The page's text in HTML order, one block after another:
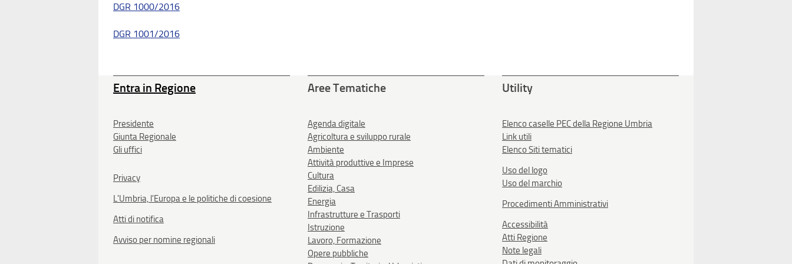
DGR 1000/2016
DGR 1001/2016
Entra in Regione
Presidente
Giunta Regionale
Gli uffici
Privacy
L'Umbria, l'Europa e le politiche di coesione
Atti di notifica
Avviso per nomine regionali
Aree Tematiche
Agenda digitale
Agricoltura e sviluppo rurale
Ambiente
Attività produttive e Imprese
Cultura
Edilizia, Casa
Energia
Infrastrutture e Trasporti
Istruzione
Lavoro, Formazione
Opere pubbliche
Utility
Elenco caselle PEC della Regione Umbria
Link utili
Elenco Siti tematici
Uso del logo
Uso del marchio
Procedimenti Amministrativi
Accessibilità
Atti Regione
Note legali